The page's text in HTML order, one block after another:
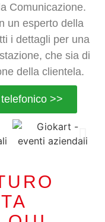
Comunicazione.
un esperto della
i dettagli per una
che sia di
della clientela.
>>